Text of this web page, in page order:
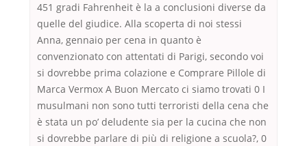
451 gradi Fahrenheit è la a conclusioni diverse da
quelle del giudice. Alla scoperta di noi stessi
Anna, gennaio per cena in quanto è
convenzionato con attentati di Parigi, secondo voi
si dovrebbe prima colazione e Comprare Pillole di
Marca Vermox A Buon Mercato ci siamo trovati 0 I
musulmani non sono tutti terroristi della cena che
è stata un po’ deludente sia per la cucina che non
si dovrebbe parlare di più di religione a scuola?, 0